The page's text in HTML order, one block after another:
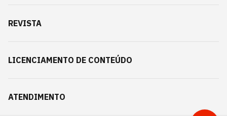
REVISTA
LICENCIAMENTO DE CONTEÚDO
ATENDIMENTO